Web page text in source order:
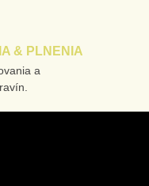
& PLNENIA
a